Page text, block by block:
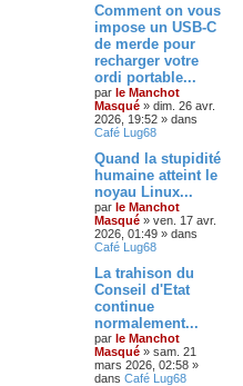
Comment on vous
impose un USB-C
de merde pour
recharger votre
ordi portable...
par le Manchot
Masqué » dim. 26 avr.
2026, 19:52 » dans
Café Lug68
Quand la stupidité
humaine atteint le
noyau Linux...
par le Manchot
Masqué » ven. 17 avr.
2026, 01:49 » dans
Café Lug68
La trahison du
Conseil d'Etat
continue
normalement...
par le Manchot
Masqué » sam. 21
mars 2026, 02:58 »
dans Café Lug68